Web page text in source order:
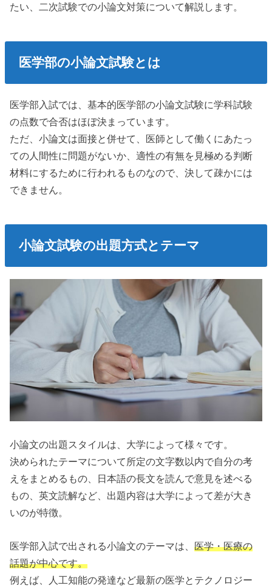
たい、二次試験での小論文対策について解説します。
医学部の小論文試験とは
医学部入試では、基本的医学部の小論文試験に学科試験
の点数で合否はほぼ決まっています。
ただ、小論文は面接と併せて、医師として働くにあたっ
ての人間性に問題がないか、適性の有無を見極める判断
材料にするために行われるものなので、決して疎かには
できません。
小論文試験の出題方式とテーマ
小論文の出題スタイルは、大学によって様々です。
決められたテーマについて所定の文字数以内で自分の考
えをまとめるもの、日本語の長文を読んで意見を述べる
もの、英文読解など、出題内容は大学によって差が大き
いのが特徴。
医学部入試で出される小論文のテーマは、医学・医療の
話題が中心です。
例えば、人工知能の発達など最新の医学とテクノロジー